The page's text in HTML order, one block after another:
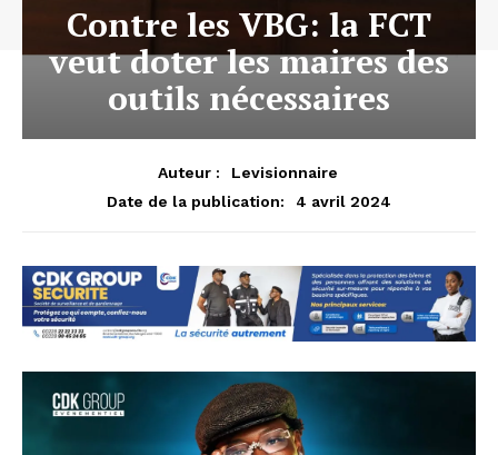
Contre les VBG: la FCT
veut doter les maires des
outils nécessaires
Auteur :
Levisionnaire
Date de la publication:
4 avril 2024